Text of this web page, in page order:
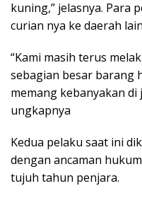
kuning,” jelasnya. Para
curian nya ke daerah
“Kami masih terus
sebagian besar barang
memang kebanyakan di
ungkapnya
Kedua pelaku saat ini
dengan ancaman
tujuh tahun penjara.